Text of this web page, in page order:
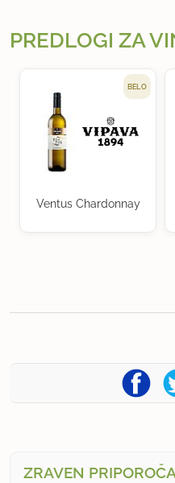
PREDLOGI ZA
BELO
Ventus Chardonnay
ZRAVEN